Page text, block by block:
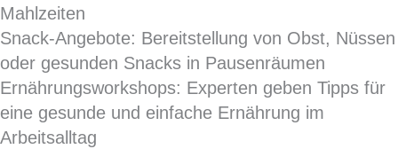
Mahlzeiten
Snack-Angebote: Bereitstellung von Obst, Nüssen
oder gesunden Snacks in Pausenräumen
Ernährungsworkshops: Experten geben Tipps für
eine gesunde und einfache Ernährung im
Arbeitsalltag